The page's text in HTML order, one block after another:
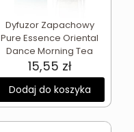
Dyfuzor Zapachowy
Pure Essence Oriental
Dance Morning Tea
15,55 zł
Dodaj do koszyka